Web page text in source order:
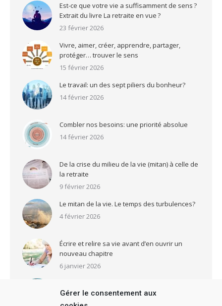
Gérer le consentement aux
Est-ce que votre vie a suffisamment de sens ?
Extrait du livre La retraite en vue ?
23 février 2026
Vivre, aimer, créer, apprendre, partager,
protéger… trouver le sens
15 février 2026
Le travail: un des sept piliers du bonheur?
14 février 2026
Combler nos besoins: une priorité absolue
14 février 2026
De la crise du milieu de la vie (mitan) à celle de
la retraite
9 février 2026
Le mitan de la vie. Le temps des turbulences?
4 février 2026
Écrire et relire sa vie avant d’en ouvrir un
nouveau chapitre
6 janvier 2026
tests pour le découvrir